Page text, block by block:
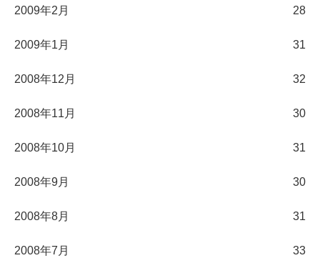
2009年2月 28
2009年1月 31
2008年12月 32
2008年11月 30
2008年10月 31
2008年9月 30
2008年8月 31
2008年7月 33